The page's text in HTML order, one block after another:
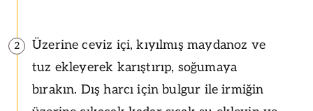
2
Üzerine ceviz içi, kıyılmış maydanoz ve
tuz ekleyerek karıştırıp, soğumaya
bırakın. Dış harcı için bulgur ile irmiğin